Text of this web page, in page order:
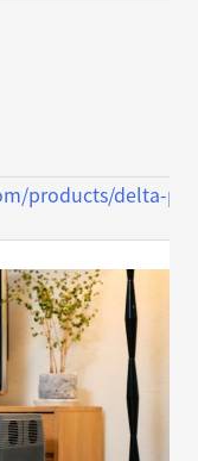
products/delta-